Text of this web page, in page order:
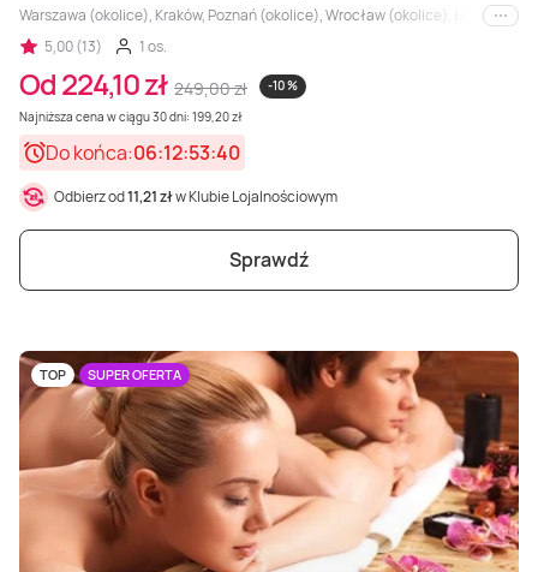
Warszawa (okolice), Kraków, Poznań (okolice), Wrocław (okolice), Łódź, Kielce,
i inne
5,00 (13)
1 os.
Od 224,10 zł 249,00 zł
-10 %
Najniższa cena w ciągu 30 dni: 199,20 zł
Do końca:06:12:53:38
Odbierz od11,21 złw Klubie Lojalnościowym
Sprawdź
TOP SUPER OFERTA